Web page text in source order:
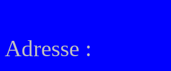
Adresse :